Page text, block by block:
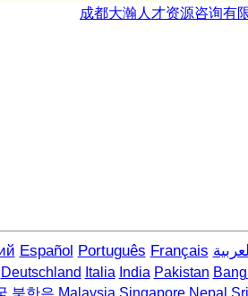
成都大瀚人才资源咨询有
Español Português Français العربية
Deutschland Italia India Pakistan
북한은 Malaysia Singapore Nepal